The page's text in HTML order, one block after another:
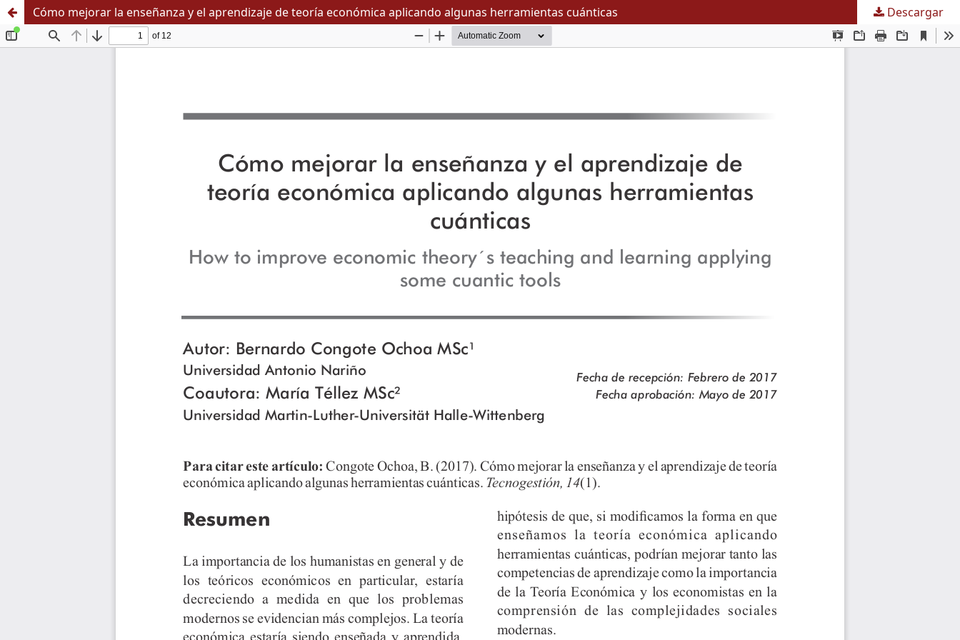
Cómo mejorar la enseñanza y el aprendizaje de teoría económica aplicando algunas herramientas cuánticas Descargar